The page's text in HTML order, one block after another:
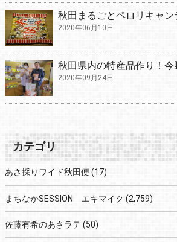
秋田まるごとペロリキャン
2020年06月10日
秋田県内の特産品作り！今
2020年09月24日
カテゴリ
あさ採りワイド秋田便 (17)
まちなかSESSION エキマイク (2,759)
佐藤有希のあさラテ (50)